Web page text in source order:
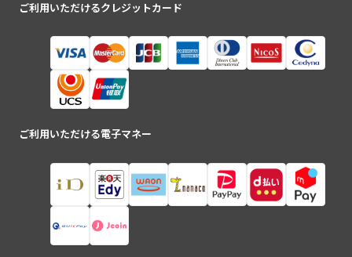
ご利用いただけるクレジットカード
ご利用いただける電子マネー